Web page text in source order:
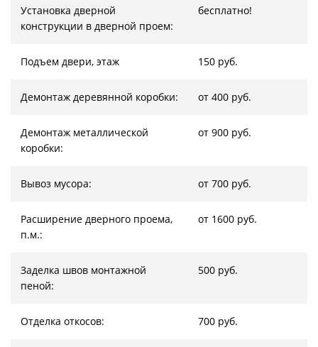
Установка дверной
конструкции в дверной проем:
бесплатно!
Подъем двери, этаж 150 руб.
Демонтаж деревянной коробки: от 400 руб.
Демонтаж металлической
коробки:
от 900 руб.
Вывоз мусора: от 700 руб.
Расширение дверного проема,
п.м.:
от 1600 руб.
Заделка швов монтажной
пеной:
500 руб.
Отделка откосов: 700 руб.